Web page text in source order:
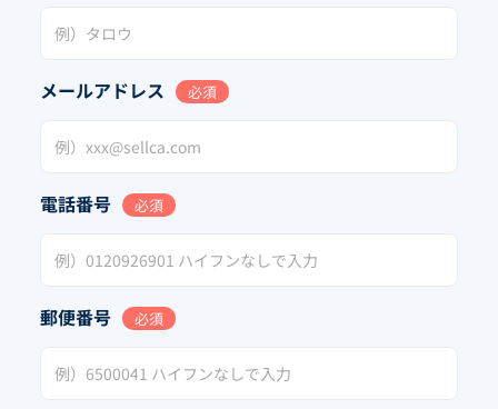
メールアドレス 必須
電話番号 必須
郵便番号 必須